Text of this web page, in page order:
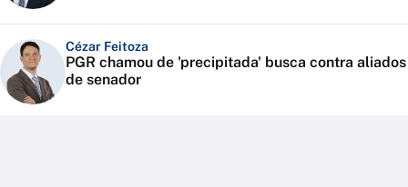
Cézar Feitoza
PGR chamou de 'precipitada' busca contra aliados
de senador